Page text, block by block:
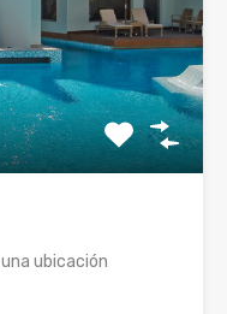
ubicación